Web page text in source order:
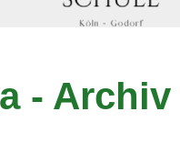
- Archiv